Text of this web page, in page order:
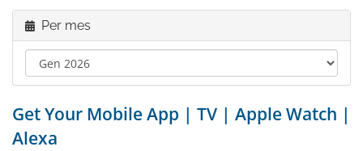
Per mes
Get Your Mobile App | TV | Apple Watch |
Alexa